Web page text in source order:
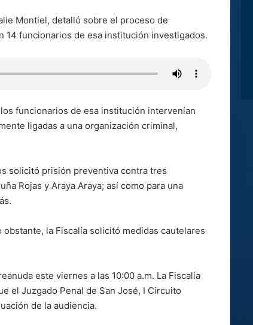
Montiel, detalló sobre el proceso de
14 funcionarios de esa institución investigados.
funcionarios de esa institución intervenían
ligadas a una organización criminal,
solicitó prisión preventiva contra tres
Rojas y Araya Araya; así como para una
la Fiscalía solicitó medidas cautelares
este viernes a las 10:00 a.m. La Fiscalía
el Juzgado Penal de San José, I Circuito
de la audiencia.